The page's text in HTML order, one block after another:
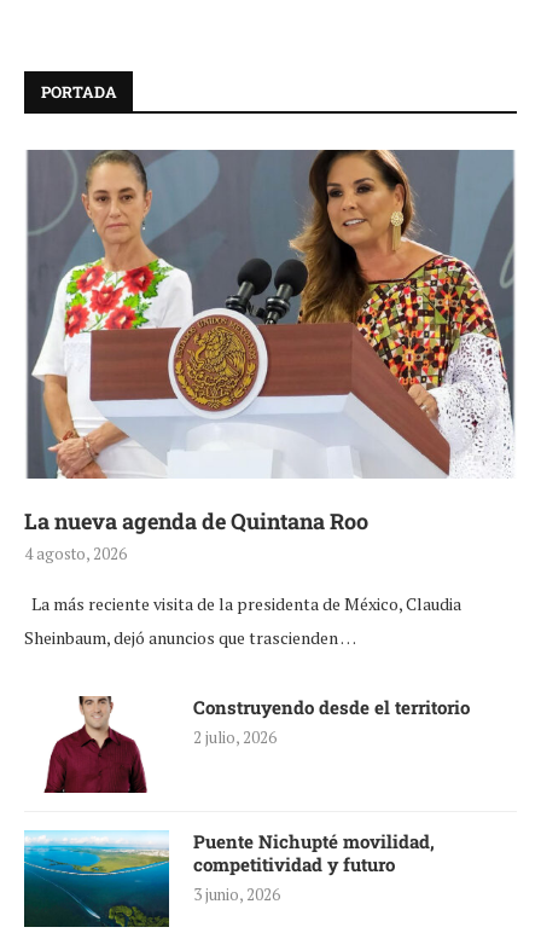
PORTADA
La nueva agenda de Quintana Roo
4 agosto, 2026
La más reciente visita de la presidenta de México, Claudia
Sheinbaum, dejó anuncios que trascienden …
Construyendo desde el territorio
2 julio, 2026
Puente Nichupté movilidad,
competitividad y futuro
3 junio, 2026